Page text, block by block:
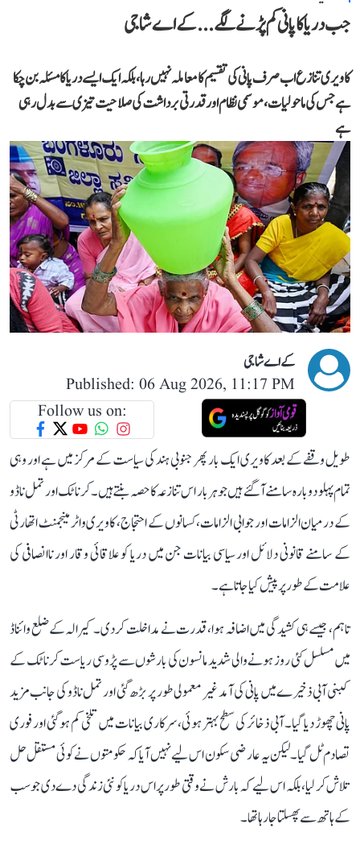
جب دریا کا پانی کم پڑنے لگے...کے اے شاجی
کاویری تنازع اب صرف پانی کی تقسیم کا معاملہ نہیں رہا، بلکہ ایک ایسے دریا کا مسئلہ بن چکا
ہے جس کی ماحولیات، موسمی نظام اور قدرتی برداشت کی صلاحیت تیزی سے بدل رہی
ہے
کے اے شاجی
Published: 06 Aug 2026, 11:17 PM
Follow us on:
طویل وقفے کے بعد کاویری ایک بار پھر جنوبی ہند کی سیاست کے مرکز میں ہے اور وہی
تمام پہلو دوبارہ سامنے آ گئے ہیں جو ہر بار اس تنازعہ کا حصہ بنتے ہیں۔ کرناٹک اور تمل ناڈو
کے درمیان الزامات اور جوابی الزامات، کسانوں کے احتجاج، کاویری واٹر مینجمنٹ اتھارٹی
کے سامنے قانونی دلائل اور سیاسی بیانات جن میں دریا کو علاقائی وقار اور ناانصافی کی
علامت کے طور پر پیش کیا جاتا ہے۔
تاہم، جیسے ہی کشیدگی میں اضافہ ہوا، قدرت نے مداخلت کر دی۔ کیرالہ کے ضلع وائناڈ
میں مسلسل کئی روز ہونے والی شدید مانسون کی بارشوں سے پڑوسی ریاست کرناٹک کے
کبنی آبی ذخیرے میں پانی کی آمد غیر معمولی طور پر بڑھ گئی اور تمل ناڈو کی جانب مزید
پانی چھوڑ دیا گیا۔ آبی ذخائر کی سطح بہتر ہوئی، سرکاری بیانات میں تلخی کم ہو گئی اور فوری
تصادم ٹل گیا۔ لیکن یہ عارضی سکون اس لیے نہیں آیا کہ حکومتوں نے کوئی مستقل حل
تلاش کر لیا، بلکہ اس لیے کہ بارش نے وقتی طور پر اس دریا کو نئی زندگی دے دی جو سب
کے ہاتھ سے پھسلتا جا رہا تھا۔